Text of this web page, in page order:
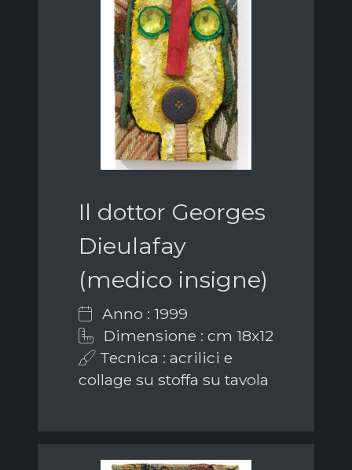
Il dottor Georges
Dieulafay
(medico insigne)
Anno : 1999
Dimensione : cm 18x12
Tecnica : acrilici e
collage su stoffa su tavola